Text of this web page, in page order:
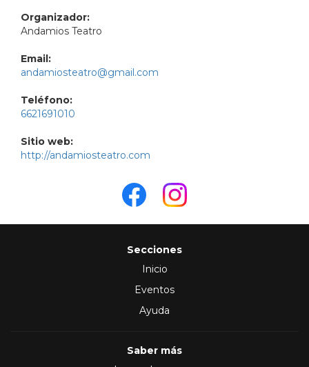
Organizador:
Andamios Teatro
Email:
andamiosteatro@gmail.com
Teléfono:
6621691010
Sitio web:
http://andamiosteatro.com
Secciones
Inicio
Eventos
Ayuda
Saber más